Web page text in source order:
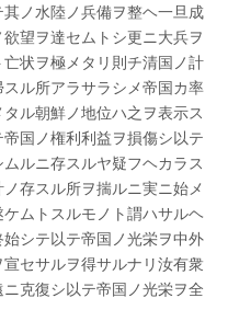
ノ水陸ノ兵備ヲ整ヘ一旦成
望ヲ達セムトシ更ニ大兵ヲ
状ヲ極メタリ則チ清国ノ計
ル所アラサラシメ帝国カ率
ル朝鮮ノ地位ハ之ヲ表示ス
国ノ権利利益ヲ損傷シ以テ
ルニ存スルヤ疑フヘカラス
存スル所ヲ揣ルニ実ニ始メ
ムトスルモノト謂ハサルヘ
シテ以テ帝国ノ光栄ヲ中外
セサルヲ得サルナリ汝有衆
克復シ以テ帝国ノ光栄ヲ全